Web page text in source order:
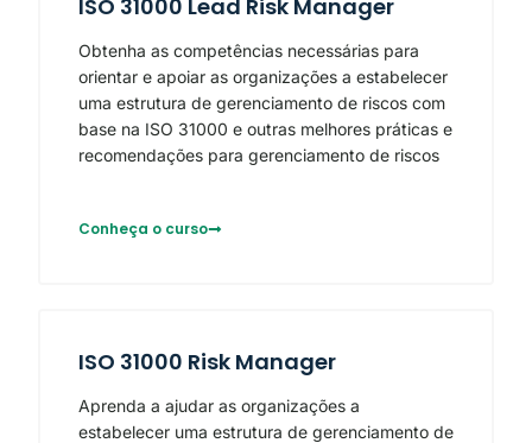
ISO 31000 Lead Risk Manager
Obtenha as competências necessárias para
orientar e apoiar as organizações a estabelecer
uma estrutura de gerenciamento de riscos com
base na ISO 31000 e outras melhores práticas e
recomendações para gerenciamento de riscos
Conheça o curso
ISO 31000 Risk Manager
Aprenda a ajudar as organizações a
estabelecer uma estrutura de gerenciamento de